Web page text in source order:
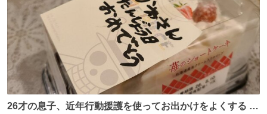
26才の息子、近年行動援護を使ってお出かけをよくする 親